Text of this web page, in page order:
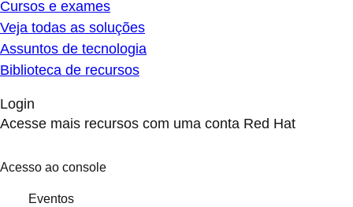
Cursos e exames
Veja todas as soluções
Assuntos de tecnologia
Biblioteca de recursos
Login
Acesse mais recursos com uma conta Red Hat
Acesso ao console
Eventos